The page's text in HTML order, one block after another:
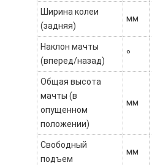
Ширина колеи
(задняя)
мм
Наклон мачты
(вперед/назад)
º
Общая высота
мачты (в
опущенном
положении)
мм
Свободный
подъем
мм